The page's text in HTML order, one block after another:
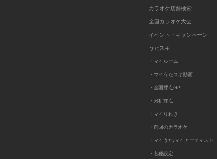
カラオケ店舗検索
全国カラオケ大会
イベント・キャンペーン
うたスキ
・マイルーム
・マイうたスキ動画
・全国採点GP
・分析採点
・マイりれき
・前回のカラオケ
・マイうた/マイアーティスト
・各種設定